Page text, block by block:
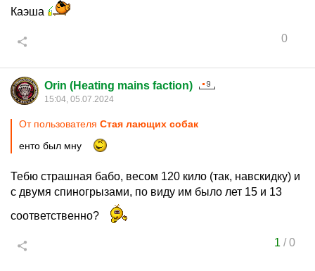
Каэша
0
Orin (Heating mains faction)
15:04, 05.07.2024
От пользователя Стая лающих собак
енто был мну
Тебю страшная бабо, весом 120 кило (так, навскидку) и
с двумя спиногрызами, по виду им было лет 15 и 13
соответственно?
1 /0